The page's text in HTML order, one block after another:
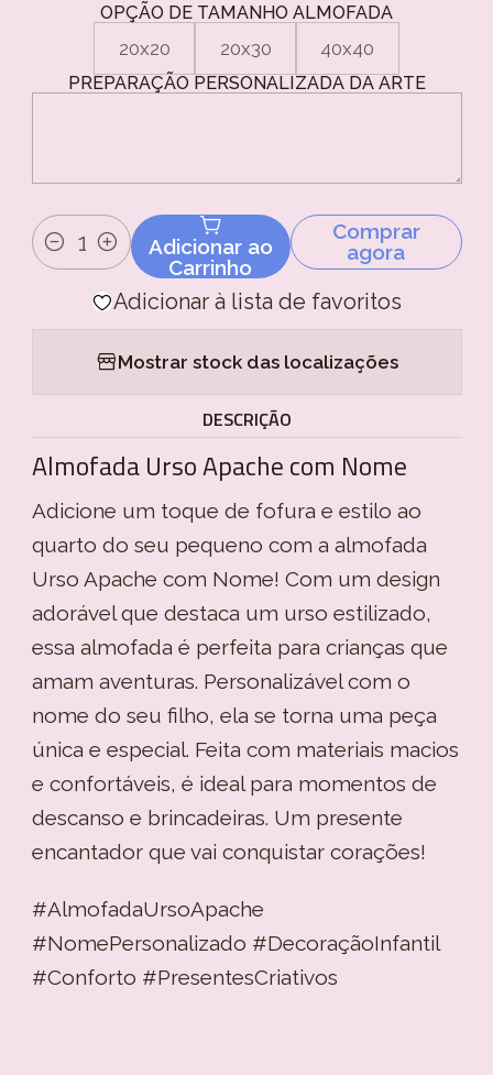
OPÇÃO DE TAMANHO ALMOFADA
20x20 20x30 40x40
PREPARAÇÃO PERSONALIZADA DA ARTE
Quantidade
Adicionar ao
Carrinho
Comprar
agora
Adicionar à lista de favoritos
Mostrar stock das localizações
DESCRIÇÃO
Almofada Urso Apache com Nome
Adicione um toque de fofura e estilo ao
quarto do seu pequeno com a almofada
Urso Apache com Nome! Com um design
adorável que destaca um urso estilizado,
essa almofada é perfeita para crianças que
amam aventuras. Personalizável com o
nome do seu filho, ela se torna uma peça
única e especial. Feita com materiais macios
e confortáveis, é ideal para momentos de
descanso e brincadeiras. Um presente
encantador que vai conquistar corações!
#AlmofadaUrsoApache
#NomePersonalizado #DecoraçãoInfantil
#Conforto #PresentesCriativos